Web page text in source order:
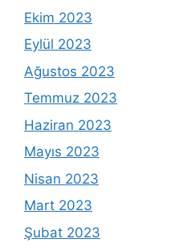
Ekim 2023
Eylül 2023
Ağustos 2023
Temmuz 2023
Haziran 2023
Mayıs 2023
Nisan 2023
Mart 2023
Şubat 2023